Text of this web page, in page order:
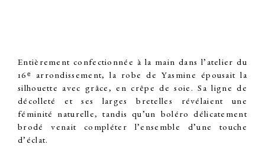
Entièrementconfectionnée à la main dans l’atelier du
16ᵉ arrondissement, la robe de Yasmine épousait la
silhouette avec grâce, encrêpe de soie . Sa ligne de
décolleté et ses larges bretelles révélaient une
féminité naturelle, tandis qu’un boléro délicatement
brodé venait compléter l’ensemble d’une touche
d’éclat.